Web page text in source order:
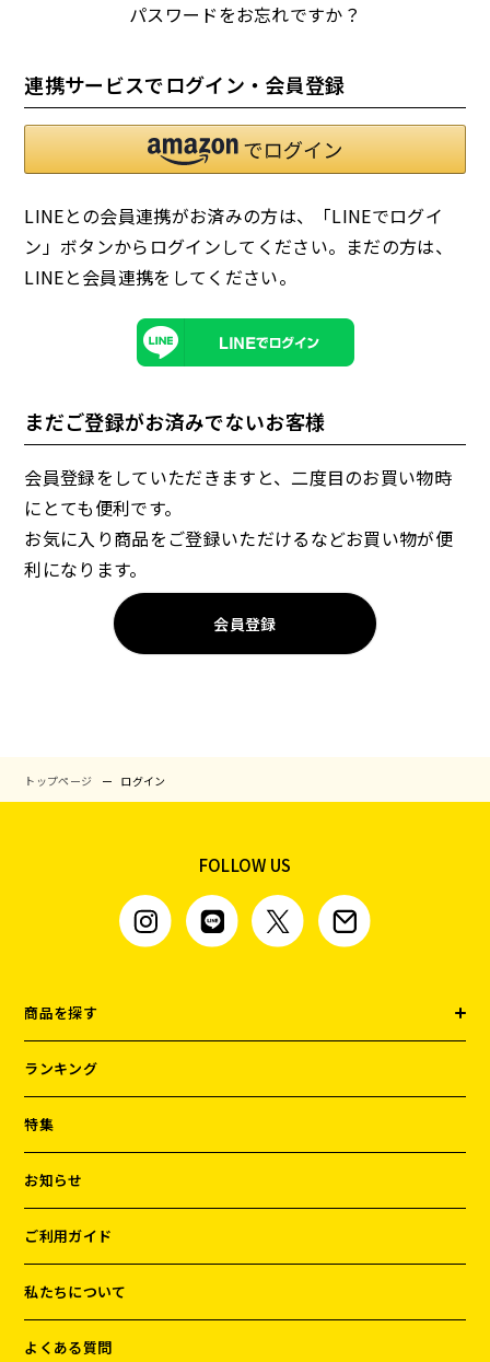
アウトレット 補助食品
パスワードをお忘れですか？
連携サービスでログイン・会員登録
LINEとの会員連携がお済みの方は、「LINEでログイ
ン」ボタンからログインしてください。まだの方は、
LINEと会員連携をしてください。
まだご登録がお済みでないお客様
会員登録をしていただきますと、二度目のお買い物時
にとても便利です。
お気に入り商品をご登録いただけるなどお買い物が便
利になります。
会員登録
トップページ ログイン
FOLLOW US
商品を探す
ランキング
特集
お知らせ
ご利用ガイド
私たちについて
よくある質問